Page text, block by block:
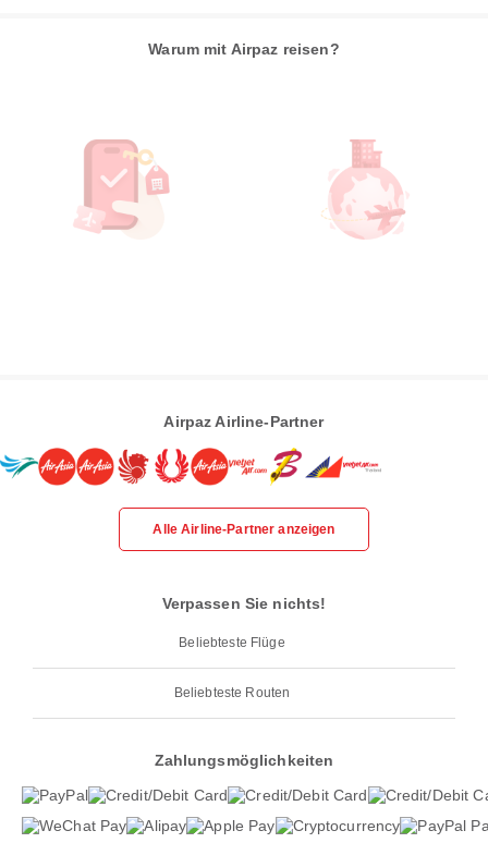
Warum mit Airpaz reisen?
Airpaz Airline-Partner
Alle Airline-Partner anzeigen
Verpassen Sie nichts!
Beliebteste Flüge
Beliebteste Routen
Zahlungsmöglichkeiten